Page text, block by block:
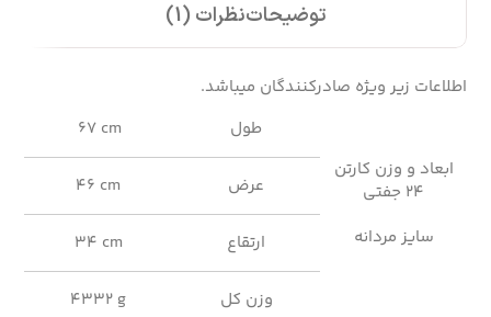
توضیحاتنظرات (1)
اطلاعات زیر ویژه صادرکنندگان میباشد.
ابعاد و وزن کارتن
24 جفتی
سایز مردانه
طول 67 cm
عرض 46 cm
ارتقاع 34 cm
وزن کل 4332 g